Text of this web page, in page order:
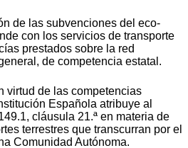
de las subvenciones del eco-
con los servicios de transporte
prestados sobre la red
de competencia estatal.
virtud de las competencias
Española atribuye al
cláusula 21.ª en materia de
terrestres que transcurran por el
Comunidad Autónoma.